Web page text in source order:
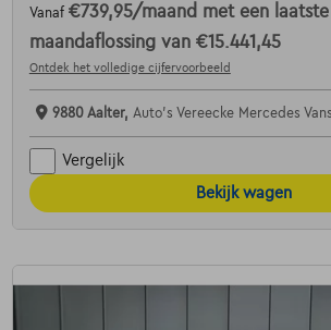
Vanaf €739,95/maand met een laatste
maandaflossing van €15.441,45
Ontdek het volledige cijfervoorbeeld
9880 Aalter, Auto's Vereecke Mercedes Vans
Vergelijk
Bekijk wagen